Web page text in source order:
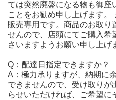
ては突然廃盤になる物も御座
ことをお勧め申し上げます。
販売専用です。商品のお取り
せんので、店頭にてご購入希
さいますようお願い申し上げ
Q：配達日指定できますか？
A：極力承りますが、納期に
できませんので、受け取りが
らせいただければ 、ご希望に